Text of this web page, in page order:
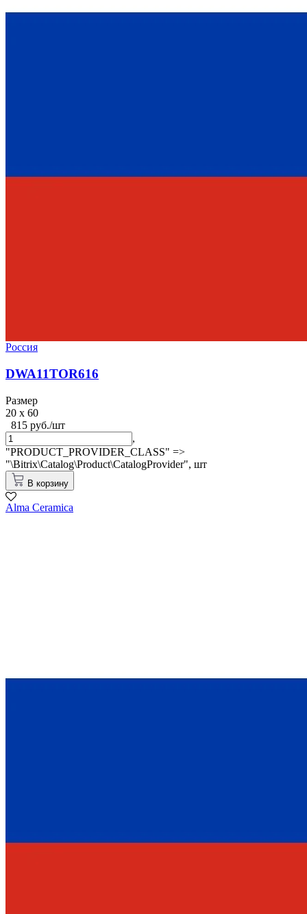
Россия
DWA11TOR616
Размер
20 x 60
815 руб./шт
,
"PRODUCT_PROVIDER_CLASS" =>
"\Bitrix\Catalog\Product\CatalogProvider", шт
В корзину
Alma Ceramica